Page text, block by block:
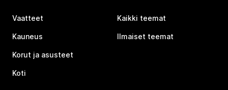
Vaatteet
Kauneus
Korut ja asusteet
Koti
Kaikki teemat
Ilmaiset teemat